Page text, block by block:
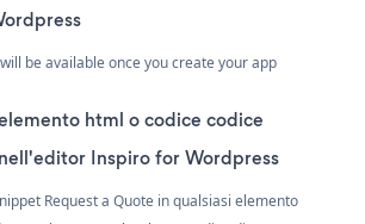
be available once you create your app
html o codice codice
Inspiro for Wordpress
Request a Quote in qualsiasi elemento